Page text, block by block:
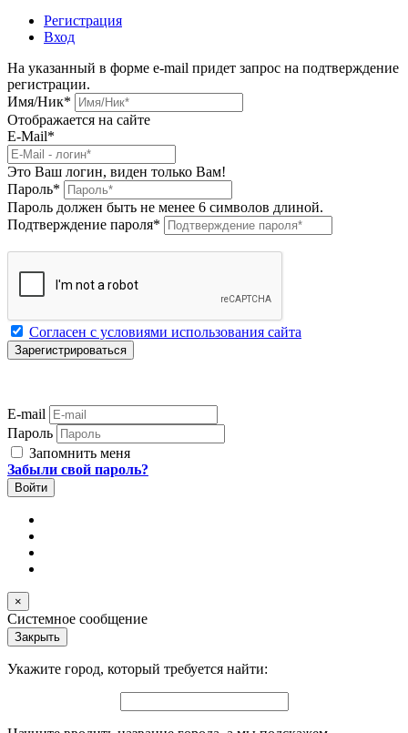
Регистрация
Вход
На указанный в форме e-mail придет запрос на подтверждение
регистрации.
Имя/Ник*
Отображается на сайте
E-Mail*
Это Ваш логин, виден только Вам!
Пароль*
Пароль должен быть не менее 6 символов длиной.
Подтверждение пароля*
Согласен с условиями использования сайта
E-mail
Пароль
Запомнить меня
Забыли свой пароль?
×
Системное сообщение
Закрыть
Укажите город, который требуется найти: